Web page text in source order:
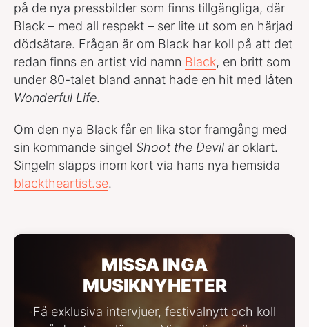
på de nya pressbilder som finns tillgängliga, där
Black – med all respekt – ser lite ut som en härjad
dödsätare. Frågan är om Black har koll på att det
redan finns en artist vid namn Black, en britt som
under 80-talet bland annat hade en hit med låten
Wonderful Life.
Om den nya Black får en lika stor framgång med
sin kommande singel Shoot the Devil är oklart.
Singeln släpps inom kort via hans nya hemsida
blacktheartist.se.
MISSA INGA
MUSIKNYHETER
Få exklusiva intervjuer, festivalnytt och koll